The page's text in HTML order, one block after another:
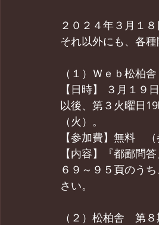
２０２４年３月１
それ以外にも、各
（１）Ｗｅｂ松柏
【日時】 ３月１９
以後、第３火曜日
（火）。
【参加費】無料　
【内容】『都鄙問
６９～９５頁のう
さい。
（２）松柏舎　第